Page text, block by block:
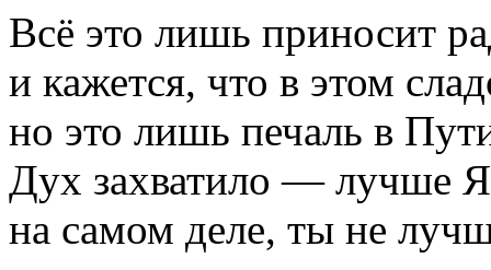
Всё это лишь приносит
и кажется, что в этом
но это лишь печаль в
Дух захватило — лучше
на самом деле, ты не